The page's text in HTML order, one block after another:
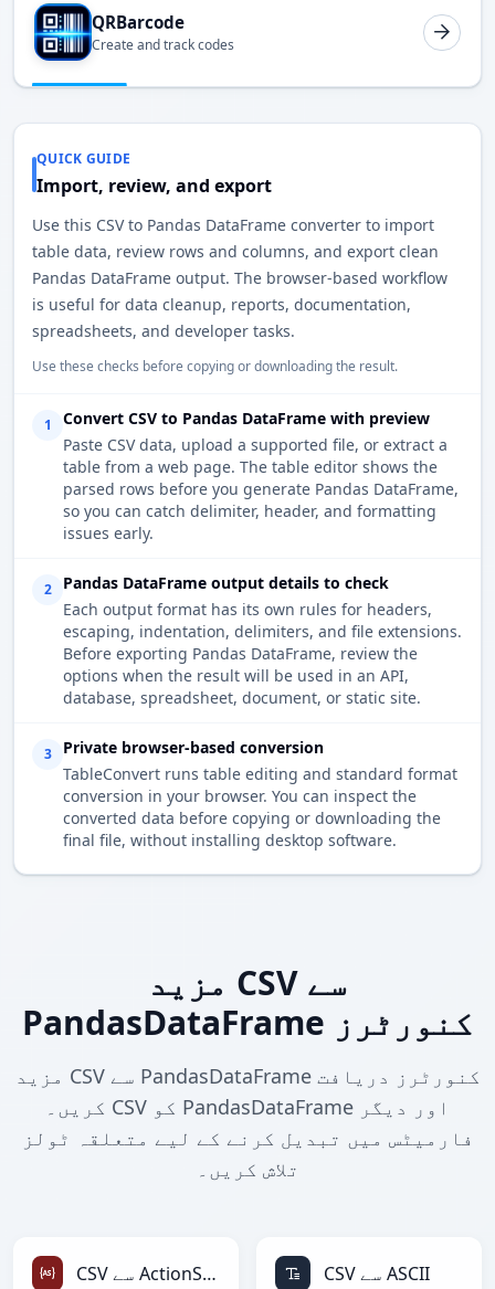
QRBarcode
Create and track codes
QUICK GUIDE
Import, review, and export
Use this CSV to Pandas DataFrame converter to import
table data, review rows and columns, and export clean
Pandas DataFrame output. The browser-based workflow
is useful for data cleanup, reports, documentation,
spreadsheets, and developer tasks.
Use these checks before copying or downloading the result.
1
Convert CSV to Pandas DataFrame with preview
Paste CSV data, upload a supported file, or extract a
table from a web page. The table editor shows the
parsed rows before you generate Pandas DataFrame,
so you can catch delimiter, header, and formatting
issues early.
2
Pandas DataFrame output details to check
Each output format has its own rules for headers,
escaping, indentation, delimiters, and file extensions.
Before exporting Pandas DataFrame, review the
options when the result will be used in an API,
database, spreadsheet, document, or static site.
3
Private browser-based conversion
TableConvert runs table editing and standard format
conversion in your browser. You can inspect the
converted data before copying or downloading the
final file, without installing desktop software.
مزید CSV سے
PandasDataFrame کنورٹرز
مزید CSV سے PandasDataFrame کنورٹرز دریافت
کریں۔ CSV کو PandasDataFrame اور دیگر
فارمیٹس میں تبدیل کرنے کے لیے متعلقہ ٹولز
تلاش کریں۔
CSV سے ActionScript CSV سے ASCII